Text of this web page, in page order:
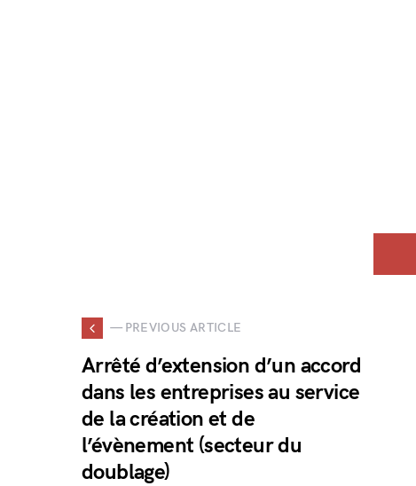
— PREVIOUS ARTICLE
Arrêté d’extension d’un accord
dans les entreprises au service
de la création et de
l’évènement (secteur du
doublage)